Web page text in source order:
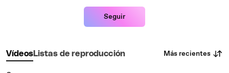
Seguir
VídeosListas de reproducción Más recientes